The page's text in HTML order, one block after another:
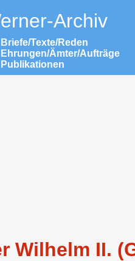
Archiv
Briefe/Texte/Reden
Ehrungen/Ämter/Aufträge
Publikationen
Wilhelm II.